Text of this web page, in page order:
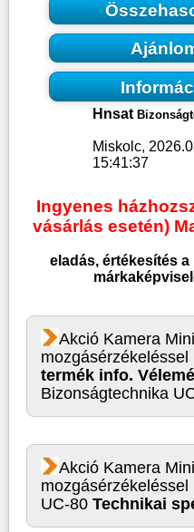
Hnsat
Miskolc,
15:41:37
Ingyenes
vásárlás esetén)
eladás, értékesítés
Akció Kamera
termék info.
Bizonságtechnika
Akció Kamera
UC-80Technikai